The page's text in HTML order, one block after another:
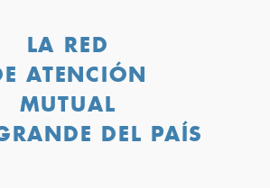
LA RED
ATENCIÓN
MUTUAL
DEL PAÍS